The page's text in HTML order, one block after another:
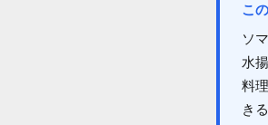
こ
ソ
水
料
き